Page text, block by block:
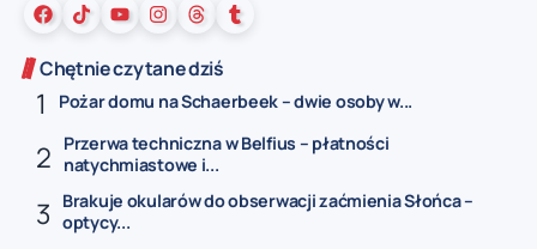
Chętnie czytane dziś
Pożar domu na Schaerbeek – dwie osoby w...
Przerwa techniczna w Belfius – płatności
natychmiastowe i...
Brakuje okularów do obserwacji zaćmienia Słońca –
optycy...